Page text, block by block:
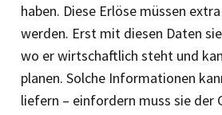
haben. Diese Erlöse müssen
werden. Erst mit diesen Daten
wo er wirtschaftlich steht und
planen. Solche Informationen
liefern – einfordern muss sie der